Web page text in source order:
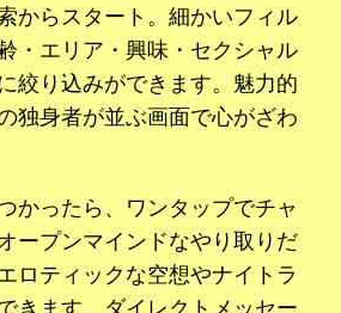
からスタート。細かいフィル
・エリア・興味・セクシャル
絞り込みができます。魅力的
独身者が並ぶ画面で心がざわ
かったら、ワンタップでチャ
ープンマインドなやり取りだ
ロティックな空想やナイトラ
きます。ダイレクトメッセー